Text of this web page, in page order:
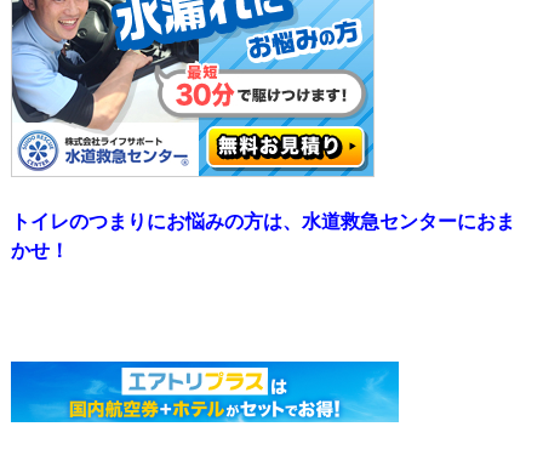
トイレのつまりにお悩みの方は、水道救急センターにおま
かせ！